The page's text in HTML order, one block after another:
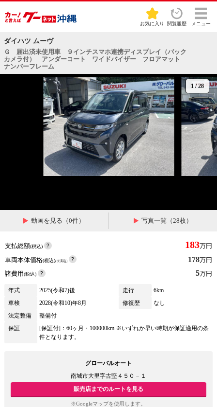
お気に入り 閲覧履歴 メニュー
ダイハツ ムーヴ
Ｇ 届出済未使用車 ９インチスマホ連携ディスプレイ（バック
カメラ付） アンダーコート ワイドバイザー フロアマット
ナンバーフレーム
1 /28
動画を見る（0件） 写真一覧（28枚）
支払総額(税込) 183万円
車両本体価格(税込)(リ済込) 178万円
諸費用(税込) 5万円
年式 2025(令和7)後 走行
6km
車検
2028(令和10)年8月 修復歴
なし
法定整備
整備付
保証
[保証付]：60ヶ月・100000km ※いずれか早い時期が保証適用の条
件となります。
グローバルオート
南城市大里字古堅４５０－１
販売店までのルートを見る
※Googleマップを使用します。